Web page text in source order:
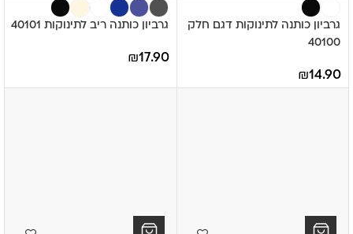
גרביון כותנה לתינוקות דגם חלק
40100
14.90
₪
גרביון כותנה ריב לתינוקות 40101
17.90
₪